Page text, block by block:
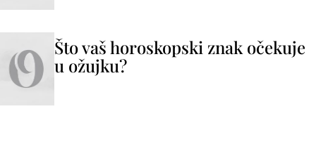
Što vaš horoskopski znak očekuje
u ožujku?